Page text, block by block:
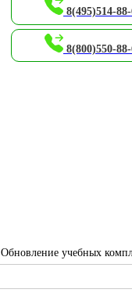
8(495)514-
8(800)550-
Обновление учебных